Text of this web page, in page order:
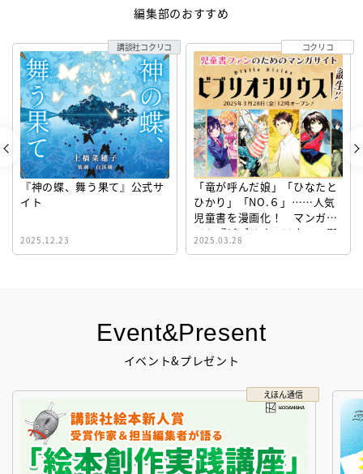
Event&Present
イベント&プレゼント
えほん通信
編集部のおすすめ
『神の蝶、舞う果て』公式サ
イト
2025.12.23
講談社コクリコ
「竜が呼んだ娘」「ひなたと
ひかり」「NO.６」……人気
児童書を漫画化！ マンガサ
イト『ビブリオシリウス』誕
生！
2025.03.28
コクリコ